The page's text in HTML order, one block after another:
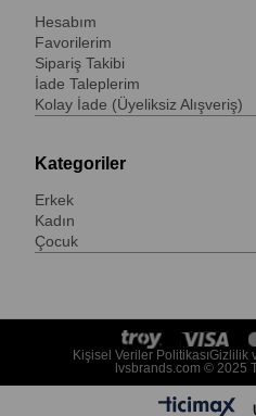
Hesabım
Favorilerim
Sipariş Takibi
İade Taleplerim
Kolay İade (Üyeliksiz Alışveriş)
Kategoriler
Erkek
Kadın
Çocuk
lvsbrands.com © 2025
Kişisel Veriler PolitikasıGizlilik